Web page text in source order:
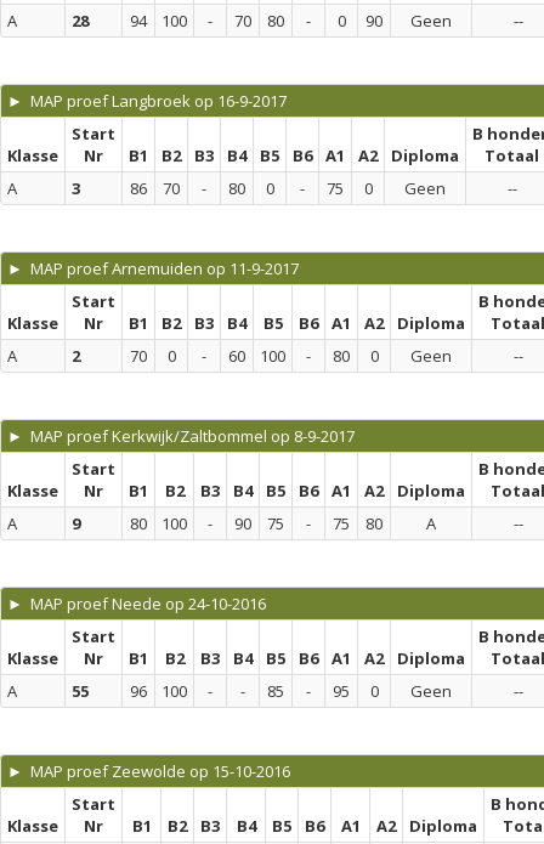
A
28 94 100 - 70 80 - 0 90 Geen --
► MAP proef Langbroek op 16-9-2017
Klasse
Start
Nr
B1 B2 B3 B4 B5 B6 A1 A2 Diploma
B
Totaal
A
3 86 70 - 80 0 - 75 0 Geen --
► MAP proef Arnemuiden op 11-9-2017
Klasse
Start
Nr
B1 B2 B3 B4 B5 B6 A1 A2 Diploma
B
Totaal
A
2 70 0 - 60 100 - 80 0 Geen --
► MAP proef Kerkwijk/Zaltbommel op 8-9-2017
Klasse
Start
Nr
B1 B2 B3 B4 B5 B6 A1 A2 Diploma
B
Totaal
A
9 80 100 - 90 75 - 75 80 A --
► MAP proef Neede op 24-10-2016
Klasse
Start
Nr
B1 B2 B3 B4 B5 B6 A1 A2 Diploma
B
Totaal
A
55 96 100 - - 85 - 95 0 Geen --
► MAP proef Zeewolde op 15-10-2016
Klasse
Start
Nr
B1 B2 B3 B4 B5 B6 A1 A2 Diploma
B